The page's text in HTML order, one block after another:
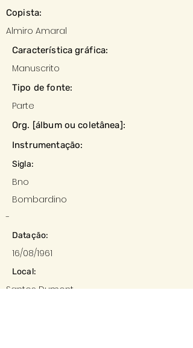
Copista:
Almiro Amaral
Característica gráfica:
Manuscrito
Tipo de fonte:
Parte
Org. [álbum ou coletânea]:
Instrumentação:
Sigla:
Bno
Bombardino
-
Datação:
16/08/1961
Local:
Santos Dumont